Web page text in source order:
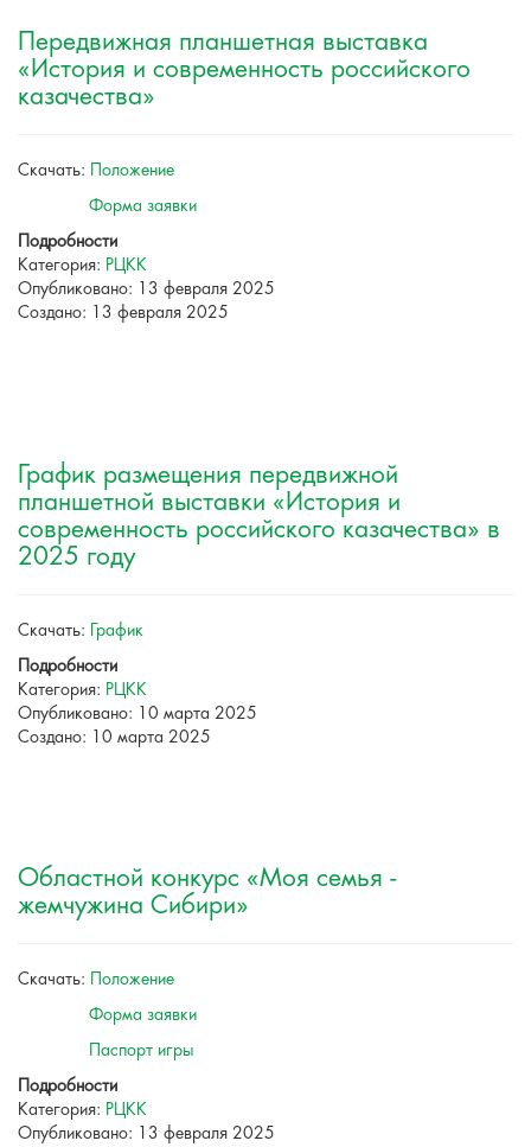
Передвижная планшетная выставка
«История и современность российского
казачества»
Скачать:
Положение
Форма заявки
Подробности
Категория: РЦКК
Опубликовано: 13 февраля 2025
Создано: 13 февраля 2025
График размещения передвижной
планшетной выставки «История и
современность российского казачества» в
2025 году
Скачать:
График
Подробности
Категория: РЦКК
Опубликовано: 10 марта 2025
Создано: 10 марта 2025
Областной конкурс «Моя семья -
жемчужина Сибири»
Скачать:
Положение
Форма заявки
Паспорт игры
Подробности
Категория: РЦКК
Опубликовано: 13 февраля 2025